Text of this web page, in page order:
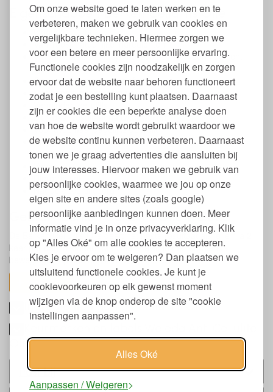
Om onze website goed te laten werken en te
verbeteren, maken we gebruik van cookies en
vergelijkbare technieken. Hiermee zorgen we
voor een betere en meer persoonlijke ervaring.
Functionele cookies zijn noodzakelijk en zorgen
ervoor dat de website naar behoren functioneert
zodat je een bestelling kunt plaatsen. Daarnaast
zijn er cookies die een beperkte analyse doen
van hoe de website wordt gebruikt waardoor we
de website continu kunnen verbeteren. Daarnaast
tonen we je graag advertenties die aansluiten bij
jouw interesses. Hiervoor maken we gebruik van
persoonlijke cookies, waarmee we jou op onze
eigen site en andere sites (zoals google)
persoonlijke aanbiedingen kunnen doen. Meer
informatie vind je in onze privacyverklaring. Klik
op "Alles Oké" om alle cookies te accepteren.
Kies je ervoor om te weigeren? Dan plaatsen we
uitsluitend functionele cookies. Je kunt je
cookievoorkeuren op elk gewenst moment
wijzigen via de knop onderop de site "cookie
instellingen aanpassen".
Alles Oké
Aanpassen / Weigeren
Eigenschappen Berken Cellulitis Olie
Inhoud: 100 ml.
Van 100% natuurlijke ingrediënten
Vrij van parabenen, synthetische conserveermiddelen,
synthetische geur en kleurstoffen en ftalaten
Geur van cipres en grapefruit
Met handig doseerpompje
Vermindert cellulitis
Zichtbaar resultaat na twee weken
Voor tweemaal dagelijks gebruik
Niet geschikt voor zwangere vrouwen, vrouwen die
borstvoeding geven en bij ontsierde aderen!
Vegan
Dierproefvrij
Natrue gecertificeerd
Gebruik Berken Cellulitis Olie Weleda
De Berken Cellulitis Olie geeft het beste resultaat als je je 1 à 2
keer per dag in smeert. Masseer stevig in met draaiende
bewegingen op een nog licht vochtige huid.
toon alles
Ingrediënten Berken Cellulitis Olie
Keurmerken en labels Weleda Anti Cellulite
Olie
Past bij